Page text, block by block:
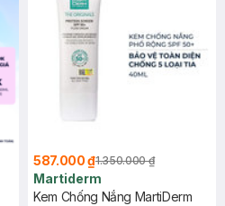
587.000 ₫1.350.000 ₫
Martiderm
Kem Chống Nắng MartiDerm